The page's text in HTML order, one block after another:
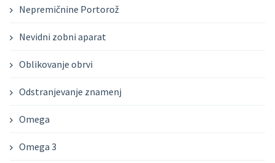
Nepremičnine Portorož
Nevidni zobni aparat
Oblikovanje obrvi
Odstranjevanje znamenj
Omega
Omega 3